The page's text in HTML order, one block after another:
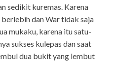
sedikit kuremas. Karena
dan War tidak saja
mukaku, karena itu satu-
sukses kulepas dan saat
dua bukit yang lembut